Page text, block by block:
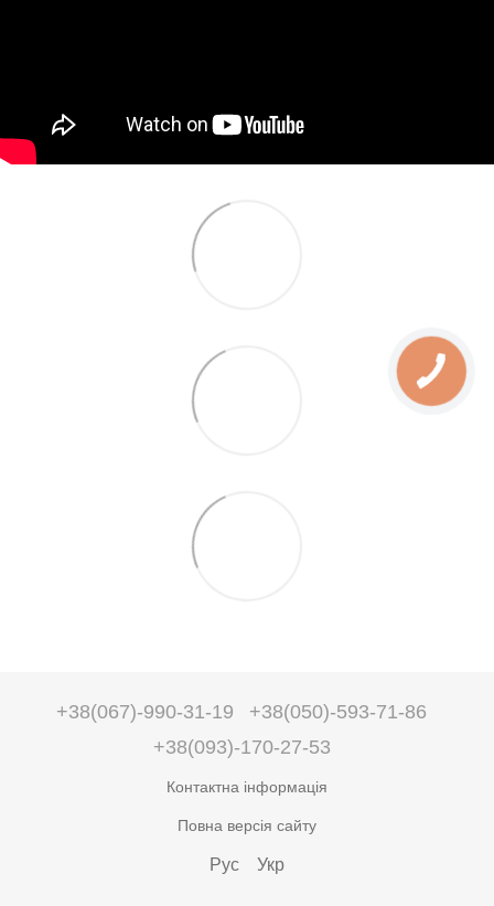
+38(067)-990-31-19
+38(050)-593-71-86
+38(093)-170-27-53
Контактна інформація
Повна версія сайту
Рус Укр